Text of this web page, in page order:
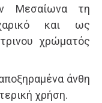
Μεσαίωνα τη
και ως
χρώματός
άνθη
χρήση.